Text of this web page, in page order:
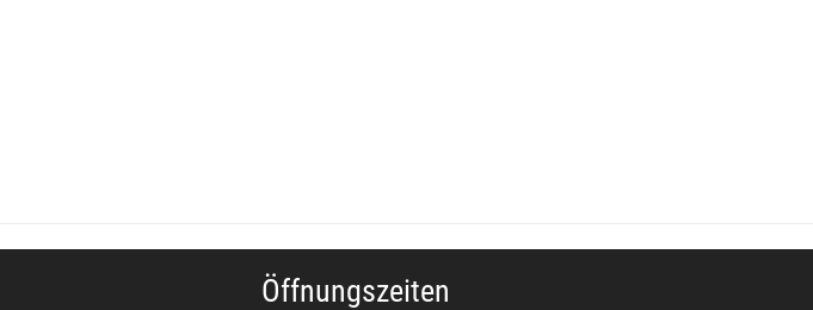
Öffnungszeiten